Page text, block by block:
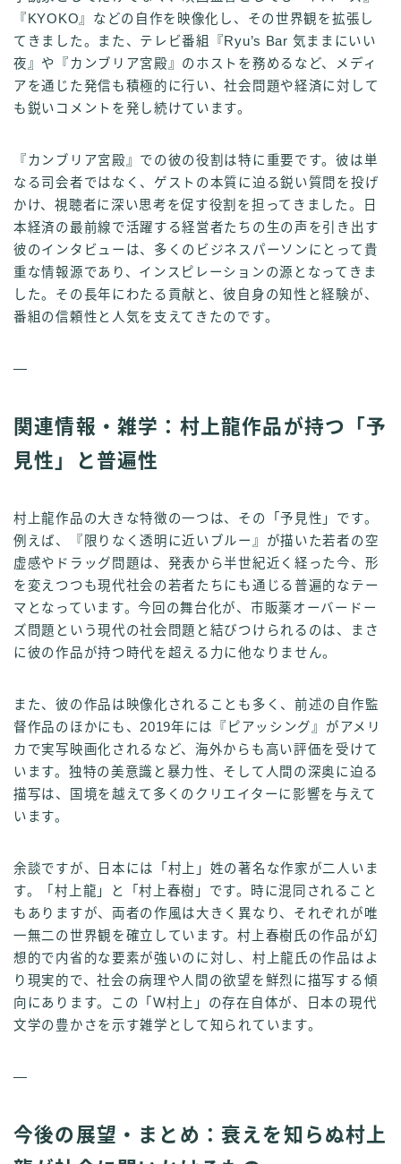
『KYOKO』などの自作を映像化し、その世界観を拡張し
てきました。また、テレビ番組『Ryu’s Bar 気ままにいい
夜』や『カンブリア宮殿』のホストを務めるなど、メディ
アを通じた発信も積極的に行い、社会問題や経済に対して
も鋭いコメントを発し続けています。
『カンブリア宮殿』での彼の役割は特に重要です。彼は単
なる司会者ではなく、ゲストの本質に迫る鋭い質問を投げ
かけ、視聴者に深い思考を促す役割を担ってきました。日
本経済の最前線で活躍する経営者たちの生の声を引き出す
彼のインタビューは、多くのビジネスパーソンにとって貴
重な情報源であり、インスピレーションの源となってきま
した。その長年にわたる貢献と、彼自身の知性と経験が、
番組の信頼性と人気を支えてきたのです。
—
関連情報・雑学：村上龍作品が持つ「予
見性」と普遍性
村上龍作品の大きな特徴の一つは、その「予見性」です。
例えば、『限りなく透明に近いブルー』が描いた若者の空
虚感やドラッグ問題は、発表から半世紀近く経った今、形
を変えつつも現代社会の若者たちにも通じる普遍的なテー
マとなっています。今回の舞台化が、市販薬オーバードー
ズ問題という現代の社会問題と結びつけられるのは、まさ
に彼の作品が持つ時代を超える力に他なりません。
また、彼の作品は映像化されることも多く、前述の自作監
督作品のほかにも、2019年には『ピアッシング』がアメリ
カで実写映画化されるなど、海外からも高い評価を受けて
います。独特の美意識と暴力性、そして人間の深奥に迫る
描写は、国境を越えて多くのクリエイターに影響を与えて
います。
余談ですが、日本には「村上」姓の著名な作家が二人いま
す。「村上龍」と「村上春樹」です。時に混同されること
もありますが、両者の作風は大きく異なり、それぞれが唯
一無二の世界観を確立しています。村上春樹氏の作品が幻
想的で内省的な要素が強いのに対し、村上龍氏の作品はよ
り現実的で、社会の病理や人間の欲望を鮮烈に描写する傾
向にあります。この「W村上」の存在自体が、日本の現代
文学の豊かさを示す雑学として知られています。
—
今後の展望・まとめ：衰えを知らぬ村上